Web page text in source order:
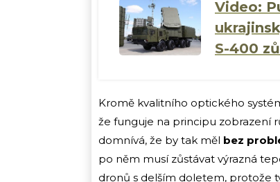
Video:
S-400
Kromě kvalitního optického
že funguje na principu zobrazení
domnívá, že by tak měl bez
po něm musí zůstávat výrazná
dronů s delším doletem, protože